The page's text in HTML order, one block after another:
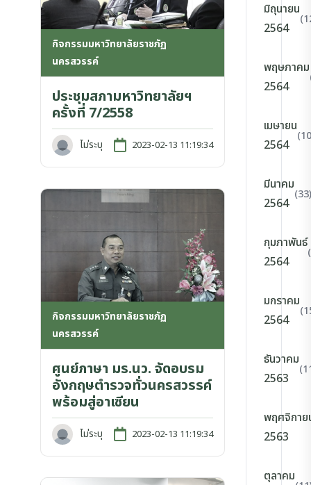
กิจกรรมมหาวิทยาลัยราชภัฏ
นครสวรรค์
ประชุมสภามหาวิทยาลัยฯ
ครั้งที่ 7/2558
ไม่ระบุ 2023-02-13 11:19:34
กิจกรรมมหาวิทยาลัยราชภัฏ
นครสวรรค์
ศูนย์ภาษา มร.นว. จัดอบรม
อังกฤษตำรวจทั่วนครสวรรค์
พร้อมสู่อาเซียน
ไม่ระบุ 2023-02-13 11:19:34
มิถุนายน
2564
พฤษภาคม
2564
เมษายน
2564
มีนาคม
2564
(33)
กุมภาพันธ์
2564
มกราคม
2564
ธันวาคม
2563
พฤศจิกาย
2563
ตุลาคม